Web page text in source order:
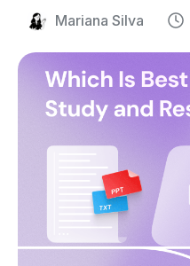
Mariana Silva
pesquisa com o Mapify.